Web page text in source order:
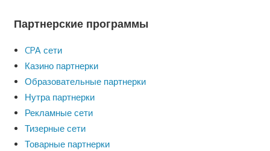
Партнерские программы
CPA сети
Казино партнерки
Образовательные партнерки
Нутра партнерки
Рекламные сети
Тизерные сети
Товарные партнерки